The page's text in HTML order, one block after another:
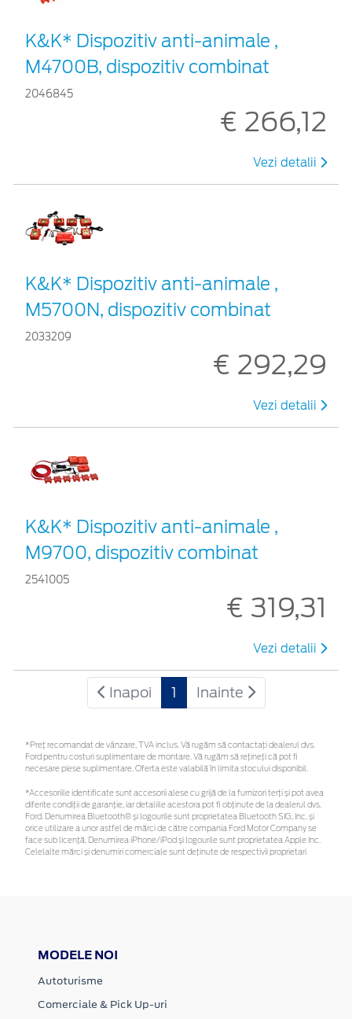
K&K* Dispozitiv anti-animale ,
M4700B, dispozitiv combinat
2046845
€ 266,12
Vezi detalii
K&K* Dispozitiv anti-animale ,
M5700N, dispozitiv combinat
2033209
€ 292,29
Vezi detalii
K&K* Dispozitiv anti-animale ,
M9700, dispozitiv combinat
2541005
€ 319,31
Vezi detalii
Inapoi 1 Inainte
*Preţ recomandat de vânzare, TVA inclus. Vă rugăm să contactaţi dealerul dvs.
Ford pentru costuri suplimentare de montare. Vă rugăm să rețineți că pot fi
necesare piese suplimentare. Oferta este valabilă în limita stocului disponibil.
*Accesoriile identificate sunt accesorii alese cu grijă de la furnizori terți și pot avea
diferite condiții de garanție, iar detaliile acestora pot fi obținute de la dealerul dvs.
Ford. Denumirea Bluetooth® și logourile sunt proprietatea Bluetooth SIG, Inc. și
orice utilizare a unor astfel de mărci de către compania Ford Motor Company se
face sub licență. Denumirea iPhone/iPod și logourile sunt proprietatea Apple Inc.
Celelalte mărci și denumiri comerciale sunt deținute de respectivii proprietari
MODELE NOI
Autoturisme
Comerciale & Pick Up-uri